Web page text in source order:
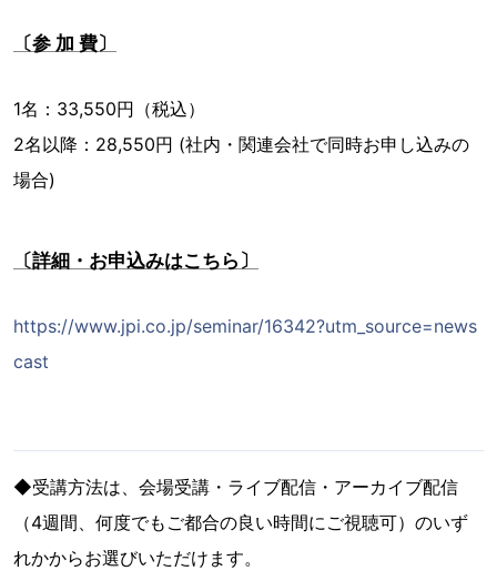
〔参 加 費〕
1名：33,550円（税込）
2名以降：28,550円 (社内・関連会社で同時お申し込みの
場合)
〔詳細・お申込みはこちら〕
https://www.jpi.co.jp/seminar/16342?utm_source=news
cast
◆受講方法は、会場受講・ライブ配信・アーカイブ配信
（4週間、何度でもご都合の良い時間にご視聴可）のいず
れかからお選びいただけます。